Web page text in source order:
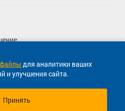
для аналитики ваших
и улучшения сайта.
Принять
сообщения
Онлайн сервис продажи